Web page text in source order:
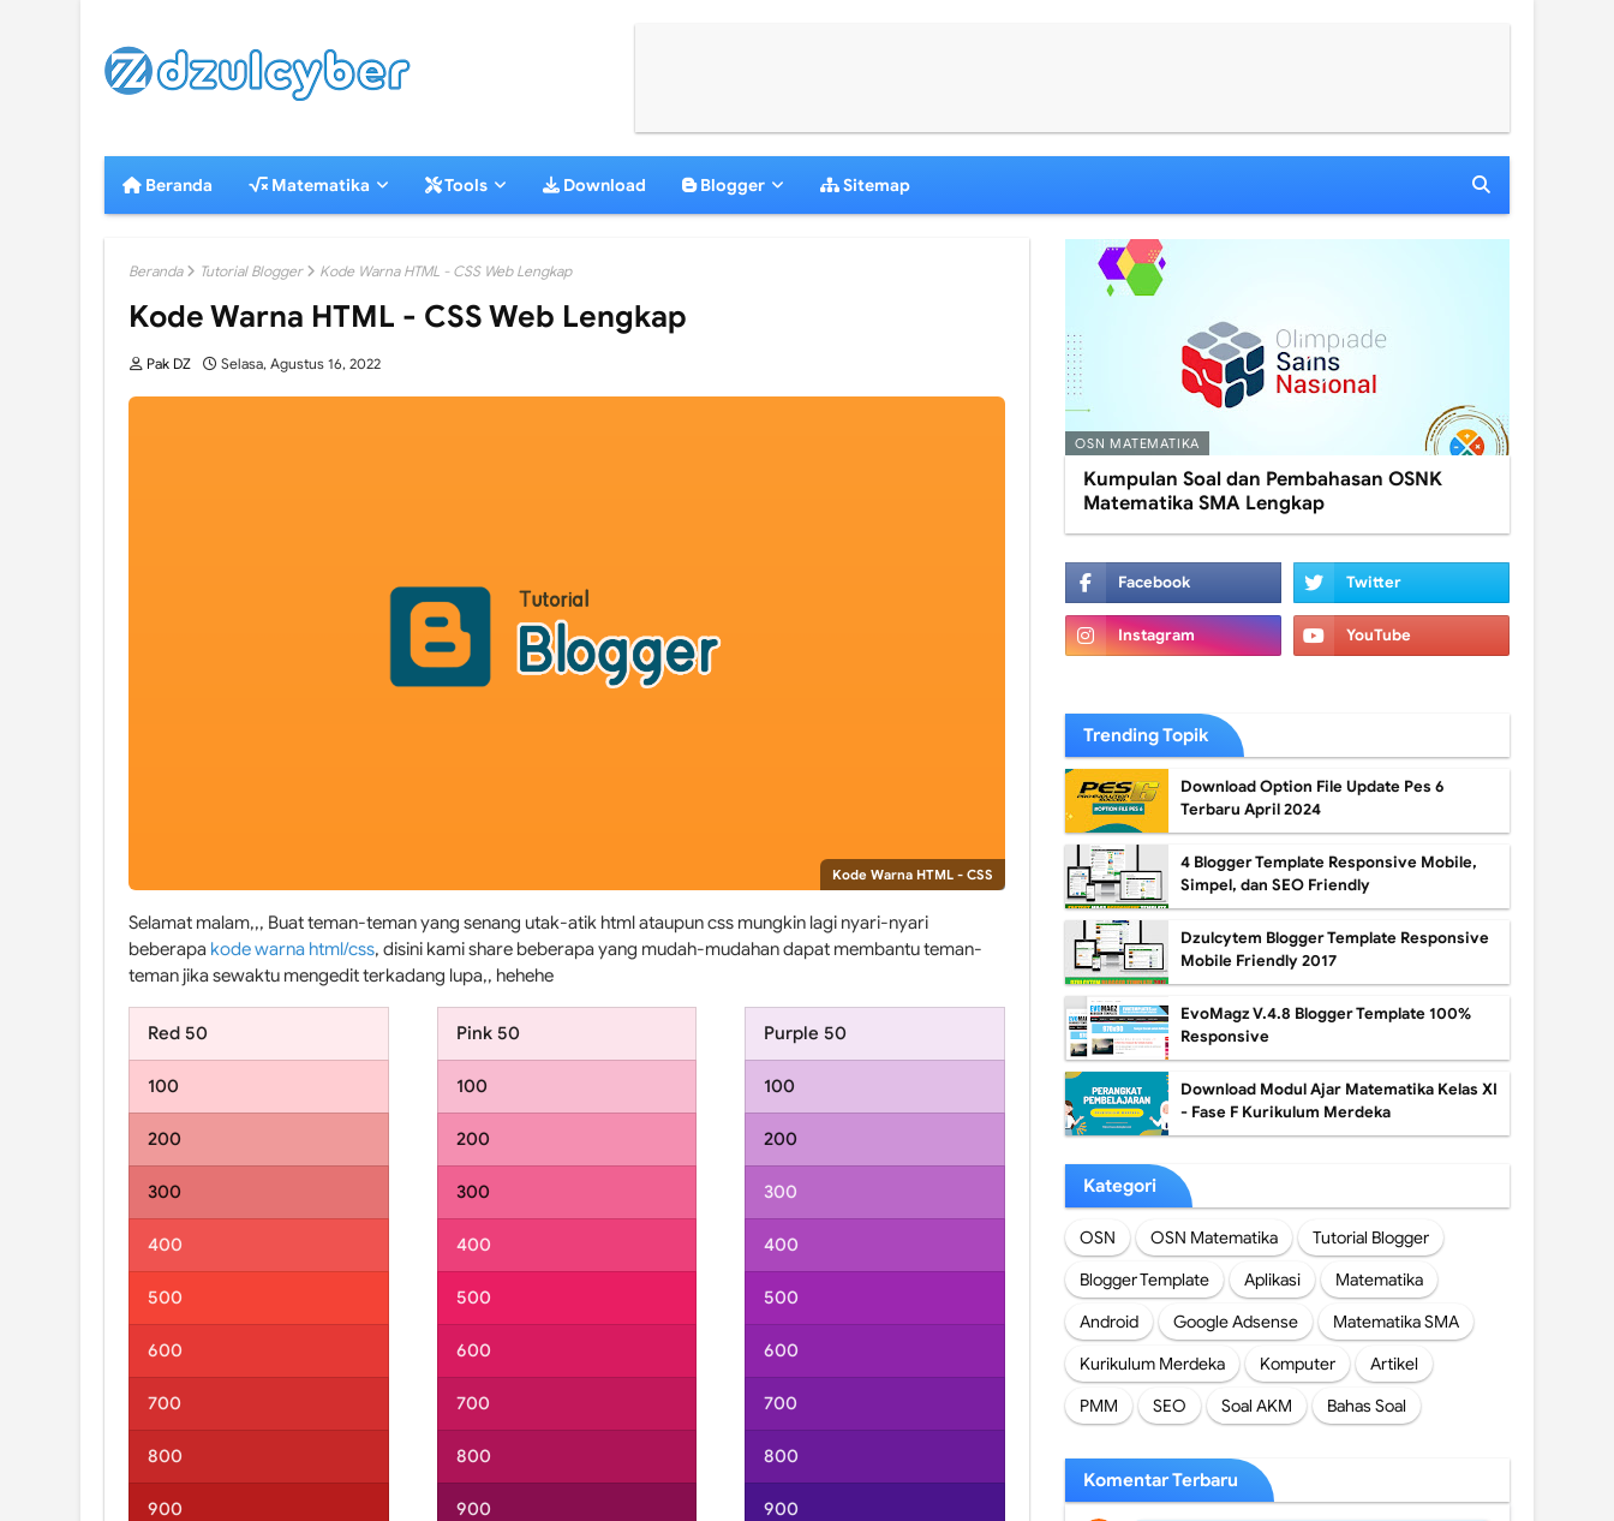
Beranda Matematika Tools Download Blogger Sitemap
Beranda Tutorial Blogger Kode Warna HTML - CSS Web Lengkap
Kode Warna HTML - CSS Web Lengkap
Pak DZ Selasa, Agustus 16, 2022
Kode Warna HTML - CSS
Selamat malam,,, Buat teman-teman yang senang utak-atik html ataupun css mungkin lagi nyari-nyari
beberapa kode warna html/css, disini kami share beberapa yang mudah-mudahan dapat membantu teman-
teman jika sewaktu mengedit terkadang lupa,, hehehe
Red 50
100
200
300
400
500
600
700
800
900
Pink 50
100
200
300
400
500
600
700
800
900
Purple 50
100
200
300
400
500
600
700
800
900
OSN MATEMATIKA
Kumpulan Soal dan Pembahasan OSNK
Matematika SMA Lengkap
Trending Topik
Download Option File Update Pes 6
Terbaru April 2024
4 Blogger Template Responsive Mobile,
Simpel, dan SEO Friendly
Dzulcytem Blogger Template Responsive
Mobile Friendly 2017
EvoMagz V.4.8 Blogger Template 100%
Responsive
Download Modul Ajar Matematika Kelas XI
- Fase F Kurikulum Merdeka
Kategori
OSN OSN Matematika
Tutorial Blogger
Blogger Template
Aplikasi
Matematika
Android
Google Adsense
Matematika SMA
Kurikulum Merdeka
Komputer
Artikel
PMM
SEO Soal AKM Bahas Soal
Komentar Terbaru